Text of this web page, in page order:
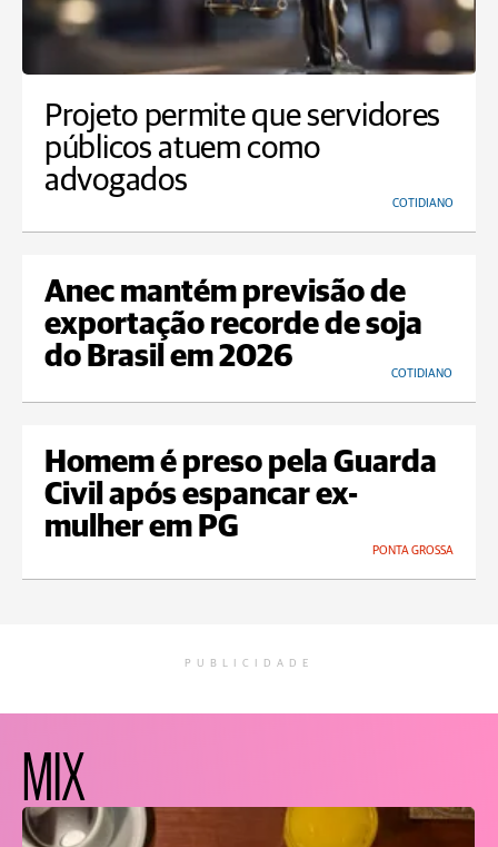
Projeto permite que servidores
públicos atuem como
advogados
COTIDIANO
Anec mantém previsão de
exportação recorde de soja
do Brasil em 2026
COTIDIANO
Homem é preso pela Guarda
Civil após espancar ex-
mulher em PG
PONTA GROSSA
PUBLICIDADE
MIX